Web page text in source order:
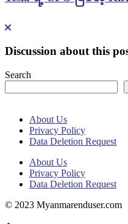
Discussion about this
Search
About Us
Privacy Policy
Data Deletion Request
About Us
Privacy Policy
Data Deletion Request
© 2023 Myanmarenduser.com